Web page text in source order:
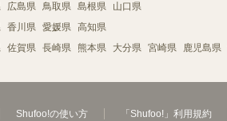
広島県 鳥取県 島根県 山口県
香川県 愛媛県 高知県
佐賀県 長崎県 熊本県 大分県 宮崎県 鹿児島県
Shufoo!の使い方 「Shufoo!」利用規約